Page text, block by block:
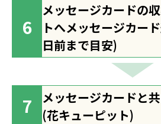
メッセージカードの
トへメッセージカー
日前まで目安)
メッセージカードと
(花キューピット)